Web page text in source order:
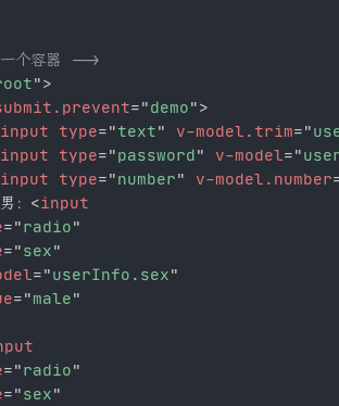
个容器 -->
">
="demo">
input type="text" v-model.trim="
input type="password" v-model="
input type="number" v-model.number
：
<input
="radio"
="sex"
="userInfo.sex"
="male"
="radio"
="sex"